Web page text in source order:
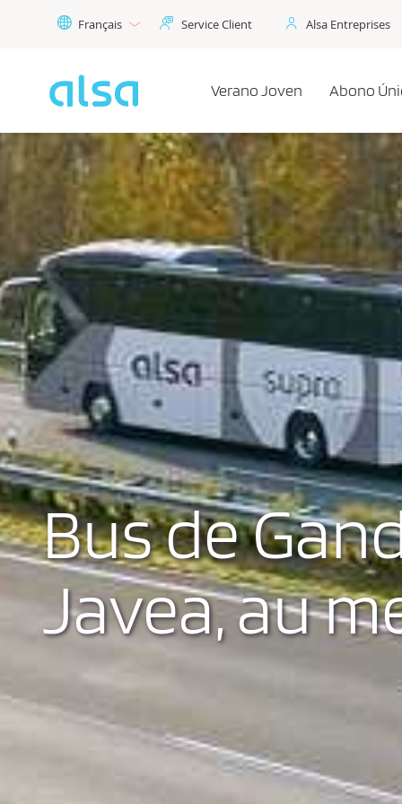
Saut au contenu principal
Français Service Client Alsa Entreprises
Verano Joven Abono
Bus de
Javea, au